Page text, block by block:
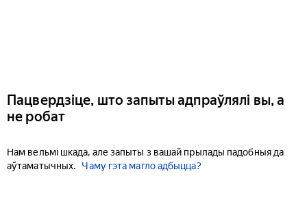
Пацвердзіце, што запыты адпраўлялі вы, а
не робат
Нам вельмі шкада, але запыты з вашай прылады падобныя да
аўтаматычных.
Чаму гэта магло адбыцца?